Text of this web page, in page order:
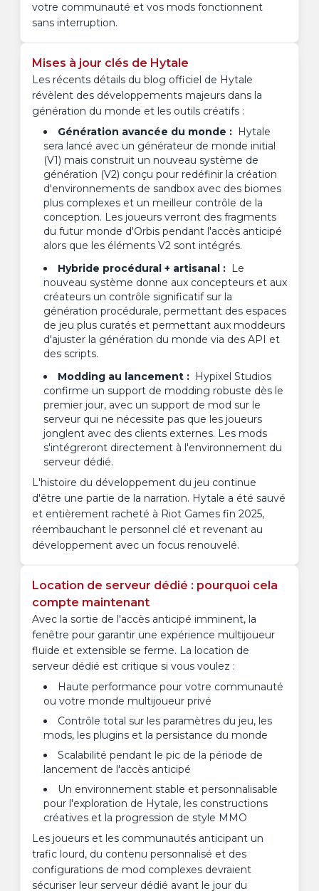
votre communauté et vos mods fonctionnent
sans interruption.
Mises à jour clés de Hytale
Les récents détails du blog officiel de Hytale
révèlent des développements majeurs dans la
génération du monde et les outils créatifs :
Génération avancée du monde :
Hytale
sera lancé avec un générateur de monde initial
(V1) mais construit un nouveau système de
génération (V2) conçu pour redéfinir la création
d'environnements de sandbox avec des biomes
plus complexes et un meilleur contrôle de la
conception. Les joueurs verront des fragments
du futur monde d'Orbis pendant l'accès anticipé
alors que les éléments V2 sont intégrés.
Hybride procédural + artisanal :
Le
nouveau système donne aux concepteurs et aux
créateurs un contrôle significatif sur la
génération procédurale, permettant des espaces
de jeu plus curatés et permettant aux moddeurs
d'ajuster la génération du monde via des API et
des scripts.
Modding au lancement :
Hypixel Studios
confirme un support de modding robuste dès le
premier jour, avec un support de mod sur le
serveur qui ne nécessite pas que les joueurs
jonglent avec des clients externes. Les mods
s'intégreront directement à l'environnement du
serveur dédié.
L'histoire du développement du jeu continue
d'être une partie de la narration. Hytale a été sauvé
et entièrement racheté à Riot Games fin 2025,
réembauchant le personnel clé et revenant au
développement avec un focus renouvelé.
Location de serveur dédié : pourquoi cela
compte maintenant
Avec la sortie de l'accès anticipé imminent, la
fenêtre pour garantir une expérience multijoueur
fluide et extensible se ferme. La location de
serveur dédié est critique si vous voulez :
Haute performance pour votre communauté
ou votre monde multijoueur privé
Contrôle total sur les paramètres du jeu, les
mods, les plugins et la persistance du monde
Scalabilité pendant le pic de la période de
lancement de l'accès anticipé
Un environnement stable et personnalisable
pour l'exploration de Hytale, les constructions
créatives et la progression de style MMO
Les joueurs et les communautés anticipant un
trafic lourd, du contenu personnalisé et des
configurations de mod complexes devraient
sécuriser leur serveur dédié avant le jour du